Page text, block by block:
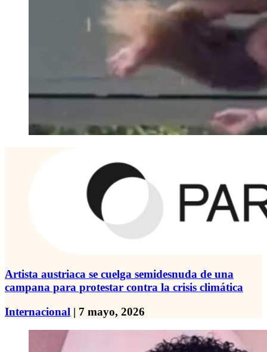
Artista austriaca se cuelga semidesnuda de una
campana para protestar contra la crisis climática
Internacional | 7 mayo, 2026